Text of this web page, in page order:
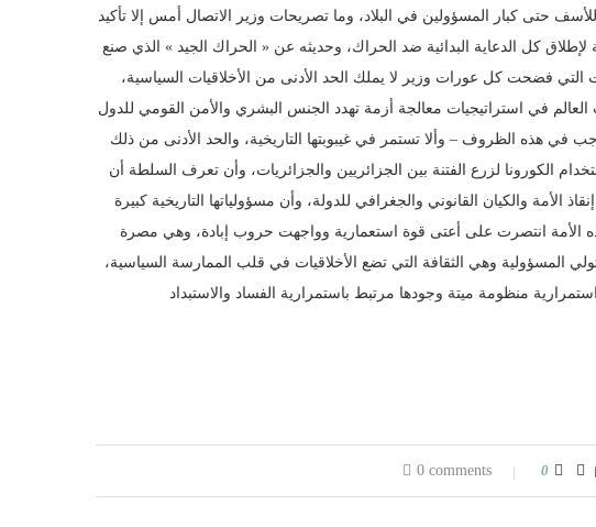
حتى كبار المسؤولين في البلاد، وما تصريحات وزير الاتصال أمس إلا تأكيد
كل الدعاية البدائية ضد الحراك، وحديثه عن « الحراك الجيد » الذي صنع
التي فضحت كل عورات وزير لا يملك الحد الأدنى من الأخلاقيات السياسية،
هذه الظروف – وألا تستمر في غيبوبتها التاريخية، والحد الأدنى من ذلك
الكورونا لزرع الفتنة بين الجزائريين والجزائريات، وأن تعرف السلطة أن
الأمة والكيان القانوني والجغرافي للدولة، وأن مسؤولياتها التاريخية كبيرة
الأمة انتصرت على أعتى قوة استعمارية وواجهت حروب إبادة، وهي مصرة
المسؤولية وهي الثقافة التي تضع الأخلاقيات في قلب الممارسة السياسية،
0 comments 0